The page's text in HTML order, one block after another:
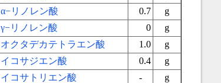
α−リノレン酸 0.7
g
γ−リノレン酸 0
g
オクタデカテトラエン酸 1.0
g
イコサジエン酸 0.4
g
イコサトリエン酸 -
g